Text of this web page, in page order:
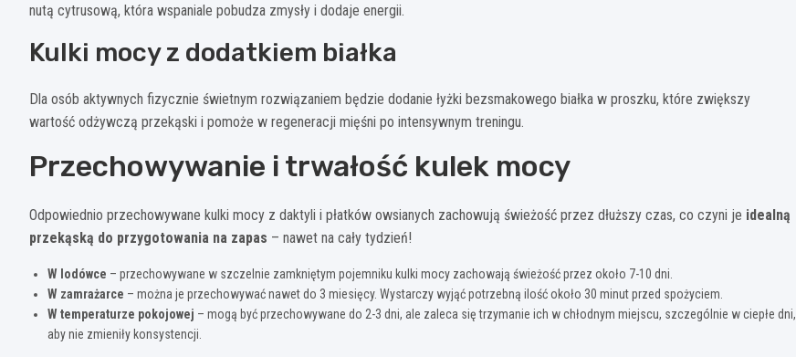
nutą cytrusową, która wspaniale pobudza zmysły i dodaje energii.
Kulki mocy z dodatkiem białka
Dla osób aktywnych fizycznie świetnym rozwiązaniem będzie dodanie łyżki bezsmakowego białka w proszku, które zwiększy
wartość odżywczą przekąski i pomoże w regeneracji mięśni po intensywnym treningu.
Przechowywanie i trwałość kulek mocy
Odpowiednio przechowywane kulki mocy z daktyli i płatków owsianych zachowują świeżość przez dłuższy czas, co czyni je idealną
przekąską do przygotowania na zapas – nawet na cały tydzień!
W lodówce – przechowywane w szczelnie zamkniętym pojemniku kulki mocy zachowają świeżość przez około 7-10 dni.
W zamrażarce – można je przechowywać nawet do 3 miesięcy. Wystarczy wyjąć potrzebną ilość około 30 minut przed spożyciem.
W temperaturze pokojowej – mogą być przechowywane do 2-3 dni, ale zaleca się trzymanie ich w chłodnym miejscu, szczególnie w ciepłe dni,
aby nie zmieniły konsystencji.